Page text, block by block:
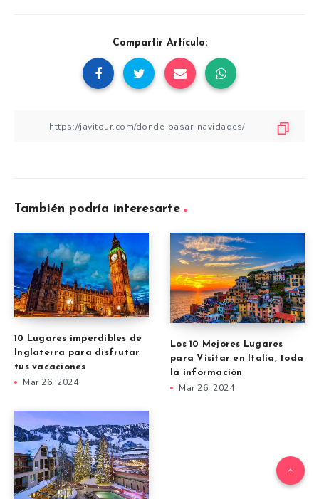
Compartir Artículo:
También podría interesarte
10 Lugares imperdibles de
Inglaterra para disfrutar
tus vacaciones
Mar 26, 2024
Los 10 Mejores Lugares
para Visitar en Italia, toda
la información
Mar 26, 2024